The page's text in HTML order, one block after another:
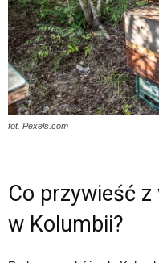
fot. Pexels.com
Co przywieść
w Kolumbii?